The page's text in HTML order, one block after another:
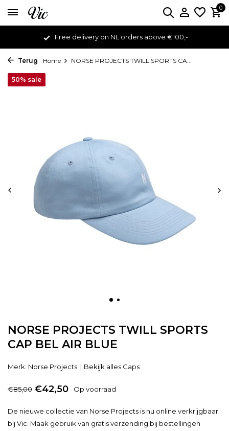
0
Free delivery on NL orders above €100,-
Terug Home NORSE PROJECTS TWILL SPORTS CA...
NORSE PROJECTS TWILL SPORTS
CAP BEL AIR BLUE
50% sale
Merk: Norse Projects Bekijk alles Caps
€85,00 €42,50 Op voorraad
De nieuwe collectie van Norse Projects is nu online verkrijgbaar
bij Vic. Maak gebruik van gratis verzending bij bestellingen